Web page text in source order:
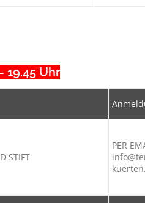
19.45 Uhr
STIFT
PER